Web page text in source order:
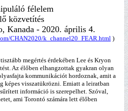
félelem
közvetítés
Kanada - 2020. április 4.
CHAN2020/k_channel20_FEAR.html)
megértés érdekében Lee és Kryon
Az élőben elhangzottak gyakran olyan
kommunikációt hordoznak, amit a
képes visszatükrözni. Emiatt a leiratban
információ is szerepelhet. Szóval,
ami Torontó számára lett élőben